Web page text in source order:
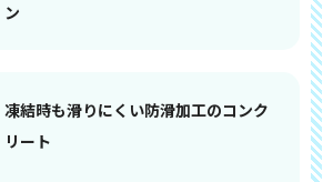
ン
凍結時も滑りにくい防滑加工のコンク
リート